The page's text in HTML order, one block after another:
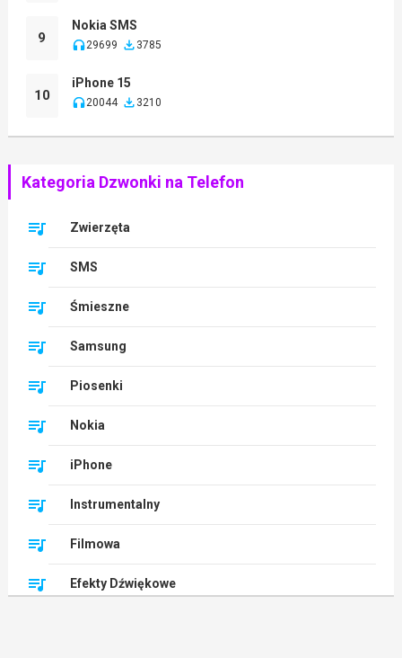
9
Nokia SMS
29699 3785
10
iPhone 15
20044 3210
Kategoria Dzwonki na Telefon
Zwierzęta
SMS
Śmieszne
Samsung
Piosenki
Nokia
iPhone
Instrumentalny
Filmowa
Efekty Dźwiękowe